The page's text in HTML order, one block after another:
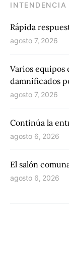
INTENDENCIA
Rápida
agosto 7, 2026
Varios equipos
damnificados
agosto 7, 2026
Continúa la
agosto 6, 2026
El salón
agosto 6, 2026